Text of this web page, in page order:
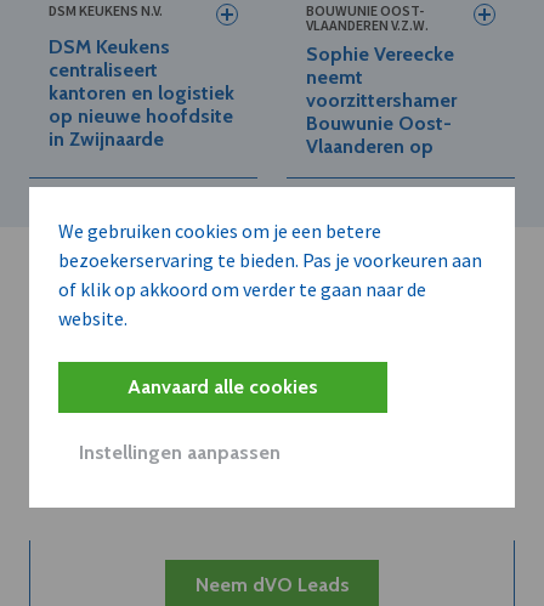
We gebruiken cookies om je een betere
bezoekerservaring te bieden. Pas je voorkeuren aan
of klik op akkoord om verder te gaan naar de
website.
Aanvaard alle cookies
Instellingen aanpassen
DSM KEUKENS N.V.
DSM Keukens
centraliseert
kantoren en logistiek
op nieuwe hoofdsite
in Zwijnaarde
BOUWUNIE OOST-
VLAANDEREN V.Z.W.
Sophie Vereecke
neemt
voorzittershamer
Bouwunie Oost-
Vlaanderen op
Kort de voordelen
van een
Neem dVO Leads